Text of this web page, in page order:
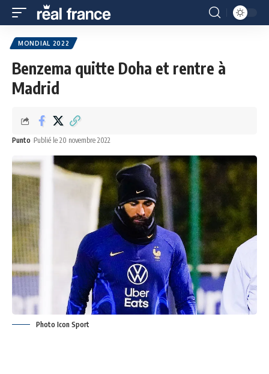
MONDIAL 2022
Benzema quitte Doha et rentre à
Madrid
Punto Publié le 20 novembre 2022
Photo Icon Sport